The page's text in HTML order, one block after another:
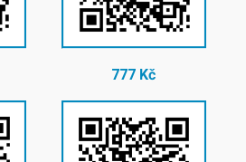
777 Kč